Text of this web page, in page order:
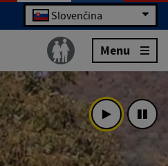
Slovenčina
Menu